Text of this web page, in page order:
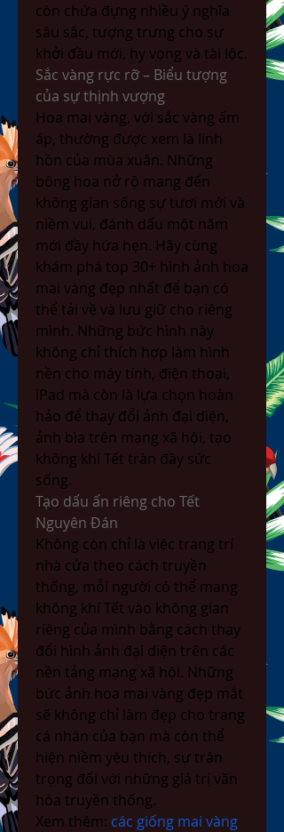
còn chứa đựng nhiều ý nghĩa
sâu sắc, tượng trưng cho sự
khởi đầu mới, hy vọng và tài lộc.
Sắc vàng rực rỡ – Biểu tượng
của sự thịnh vượng
Hoa mai vàng, với sắc vàng ấm
áp, thường được xem là linh
hồn của mùa xuân. Những
bông hoa nở rộ mang đến
không gian sống sự tươi mới và
niềm vui, đánh dấu một năm
mới đầy hứa hẹn. Hãy cùng
khám phá top 30+ hình ảnh hoa
mai vàng đẹp nhất để bạn có
thể tải về và lưu giữ cho riêng
mình. Những bức hình này
không chỉ thích hợp làm hình
nền cho máy tính, điện thoại,
iPad mà còn là lựa chọn hoàn
hảo để thay đổi ảnh đại diện,
ảnh bìa trên mạng xã hội, tạo
không khí Tết tràn đầy sức
sống.
Tạo dấu ấn riêng cho Tết
Nguyên Đán
Không còn chỉ là việc trang trí
nhà cửa theo cách truyền
thống, mỗi người có thể mang
không khí Tết vào không gian
riêng của mình bằng cách thay
đổi hình ảnh đại diện trên các
nền tảng mạng xã hội. Những
bức ảnh hoa mai vàng đẹp mắt
sẽ không chỉ làm đẹp cho trang
cá nhân của bạn mà còn thể
hiện niềm yêu thích, sự trân
trọng đối với những giá trị văn
hóa truyền thống.
Xem thêm: các giống mai vàng